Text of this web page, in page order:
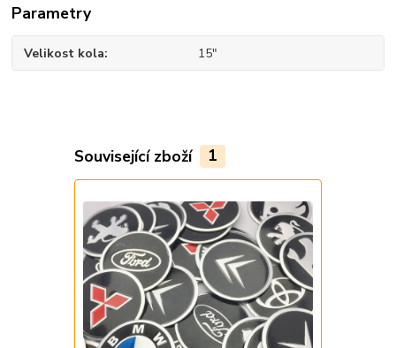
Parametry
Velikost kola 15"
Související zboží 1